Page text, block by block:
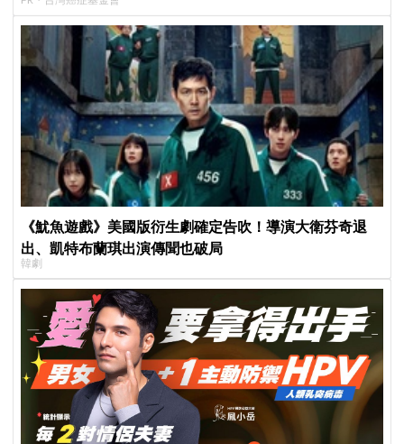
《魷魚遊戲》美國版衍生劇確定告吹！導演大衛芬奇退
出、凱特布蘭琪出演傳聞也破局
韓劇